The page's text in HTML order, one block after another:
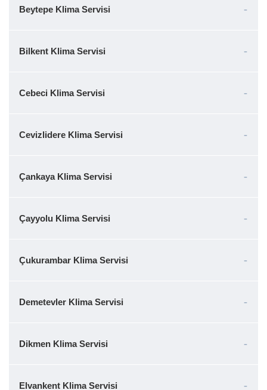
Beytepe Klima Servisi
Bilkent Klima Servisi
Cebeci Klima Servisi
Cevizlidere Klima Servisi
Çankaya Klima Servisi
Çayyolu Klima Servisi
Çukurambar Klima Servisi
Demetevler Klima Servisi
Dikmen Klima Servisi
Elvankent Klima Servisi